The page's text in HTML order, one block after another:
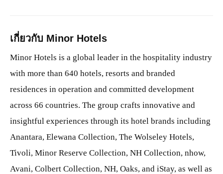
เกี่ยวกับ Minor Hotels
Minor Hotels is a global leader in the hospitality industry
with more than 640 hotels, resorts and branded
residences in operation and committed development
across 66 countries. The group crafts innovative and
insightful experiences through its hotel brands including
Anantara, Elewana Collection, The Wolseley Hotels,
Tivoli, Minor Reserve Collection, NH Collection, nhow,
Avani, Colbert Collection, NH, Oaks, and iStay, as well as